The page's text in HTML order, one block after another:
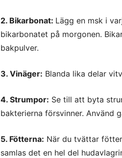
2. Bikarbonat: Lägg en msk i
bikarbonatet på morgonen.
bakpulver.
3. Vinäger: Blanda lika delar
4. Strumpor: Se till att byta
bakterierna försvinner. Använd
5. Fötterna: När du tvättar
samlas det en hel del